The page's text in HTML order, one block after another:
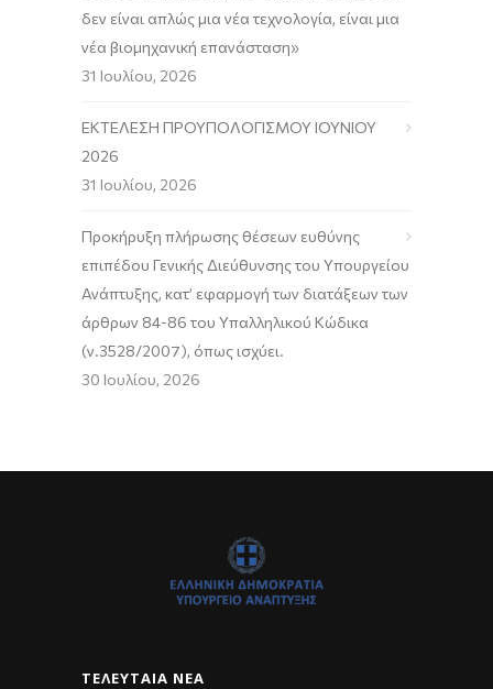
δεν είναι απλώς μια νέα τεχνολογία, είναι μια
νέα βιομηχανική επανάσταση»
31 Ιουλίου, 2026
ΕΚΤΕΛΕΣΗ ΠΡΟΥΠΟΛΟΓΙΣΜΟΥ ΙΟΥΝΙΟΥ
2026
31 Ιουλίου, 2026
Προκήρυξη πλήρωσης θέσεων ευθύνης
επιπέδου Γενικής Διεύθυνσης του Υπουργείου
Ανάπτυξης, κατ’ εφαρμογή των διατάξεων των
άρθρων 84-86 του Υπαλληλικού Κώδικα
(ν.3528/2007), όπως ισχύει.
30 Ιουλίου, 2026
ΤΕΛΕΥΤΑΊΑ ΝΈΑ